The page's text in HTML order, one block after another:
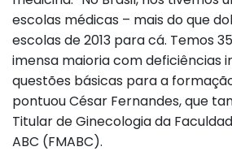
escolas médicas – mais do que
escolas de 2013 para cá. Temos
imensa maioria com deficiências
questões básicas para a
pontuou César Fernandes, que
Titular de Ginecologia da
ABC (FMABC).